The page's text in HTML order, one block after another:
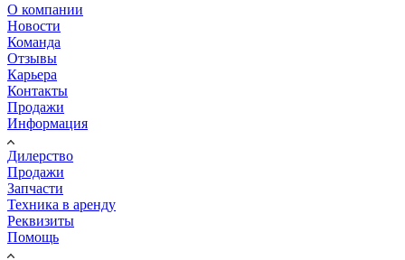
О компании
Новости
Команда
Отзывы
Карьера
Контакты
Продажи
Информация
Дилерство
Продажи
Запчасти
Техника в аренду
Реквизиты
Помощь